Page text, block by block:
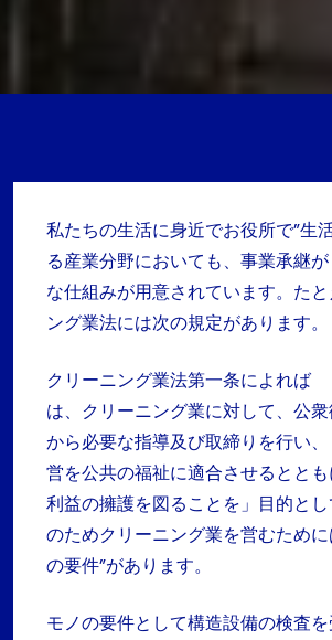
私たちの生活に身近でお役所で”生
る産業分野においても、事業承継
な仕組みが用意されています。た
ング業法には次の規定があります。
クリーニング業法第一条によれば
は、クリーニング業に対して、公
から必要な指導及び取締りを行い
営を公共の福祉に適合させるとと
利益の擁護を図ることを」目的と
のためクリーニング業を営むために
の要件”があります。
モノの要件として構造設備の検査